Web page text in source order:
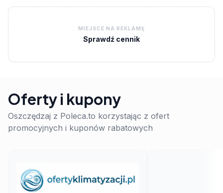
MIEJSCE NA REKLAMĘ
Sprawdź cennik
Oferty i kupony
Oszczędzaj z Poleca.to korzystając z ofert
promocyjnych i kuponów rabatowych